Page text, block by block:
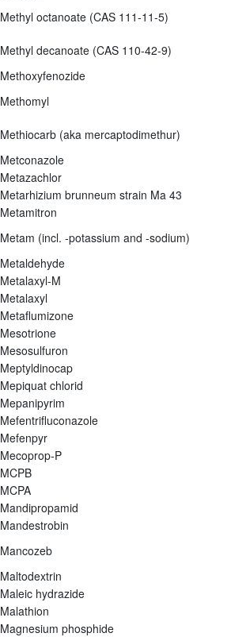
Methyl octanoate (CAS 111-11-5)
Methyl decanoate (CAS 110-42-9)
Methoxyfenozide
Methomyl
Methiocarb (aka mercaptodimethur)
Metconazole
Metazachlor
Metarhizium brunneum strain Ma 43
Metamitron
Metam (incl. -potassium and -sodium)
Metaldehyde
Metalaxyl-M
Metalaxyl
Metaflumizone
Mesotrione
Mesosulfuron
Meptyldinocap
Mepiquat chlorid
Mepanipyrim
Mefentrifluconazole
Mefenpyr
Mecoprop-P
MCPB
MCPA
Mandipropamid
Mandestrobin
Mancozeb
Maltodextrin
Maleic hydrazide
Malathion
Magnesium phosphide